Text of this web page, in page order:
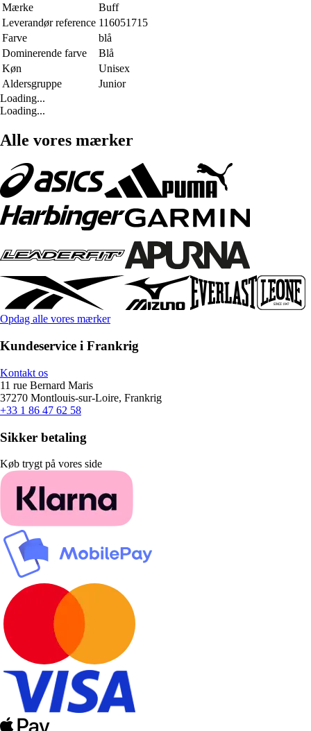
Mærke
Buff
Leverandør reference 116051715
Farve
blå
Dominerende farve
Blå
Køn
Unisex
Aldersgruppe
Junior
Loading...
Loading...
Alle vores mærker
Opdag alle vores mærker
Kundeservice i Frankrig
Kontakt os
11 rue Bernard Maris
37270 Montlouis-sur-Loire, Frankrig
+33 1 86 47 62 58
Sikker betaling
Køb trygt på vores side